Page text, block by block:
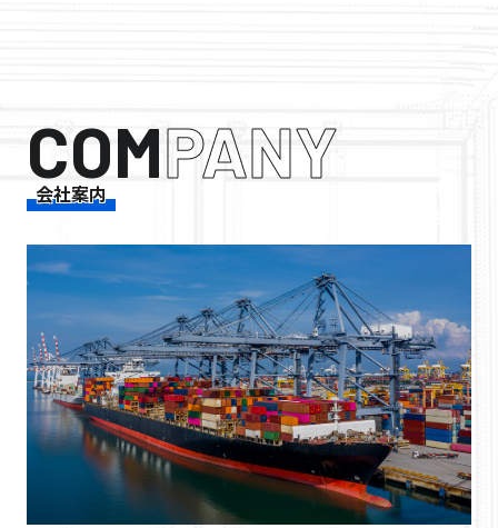
COMPANY
会社案内